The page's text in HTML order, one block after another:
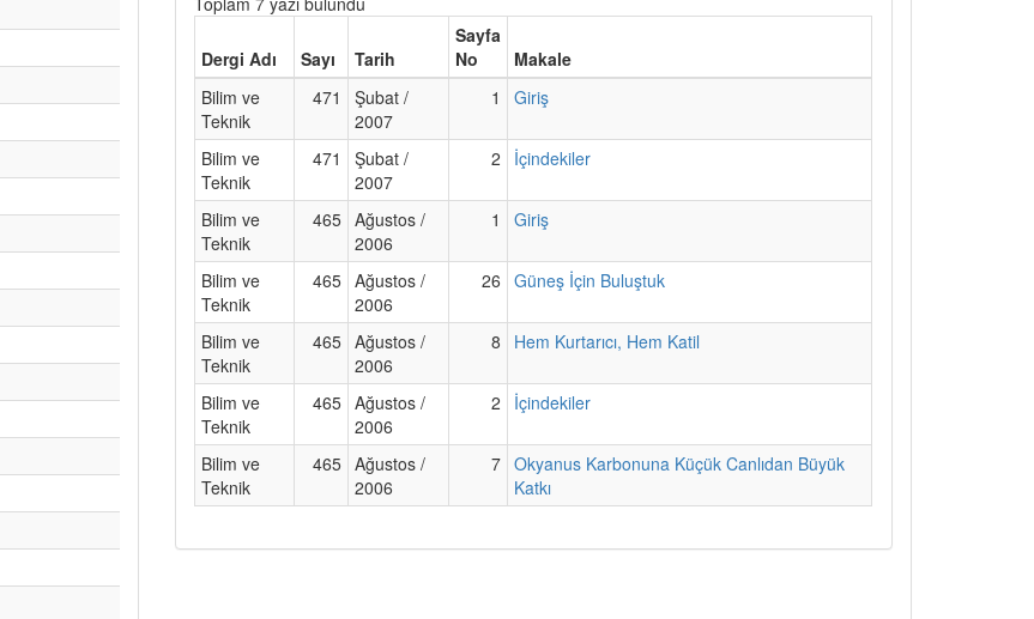
Dergi Adı Sayı Tarih
Sayfa
No
Makale
Bilim ve
Teknik
471
Şubat /
2007
1 Giriş
Bilim ve
Teknik
471
Şubat /
2007
2 İçindekiler
Bilim ve
Teknik
465 Ağustos /
2006
1 Giriş
Bilim ve
Teknik
465 Ağustos /
2006
26 Güneş İçin Buluştuk
Bilim ve
Teknik
465 Ağustos /
2006
8 Hem Kurtarıcı, Hem Katil
Bilim ve
Teknik
465 Ağustos /
2006
2 İçindekiler
Bilim ve
Teknik
465 Ağustos /
2006
7 Okyanus Karbonuna Küçük Canlıdan Büyük
Katkı